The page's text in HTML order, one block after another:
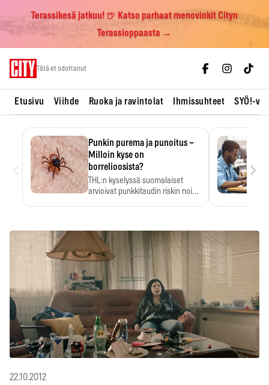
Terassikesä jatkuu! 🍺 Katso parhaat menovinkit Cityn
Terassioppaasta →
Tätä et odottanut
Etusivu Viihde Ruoka ja ravintolat Ihmissuhteet SYÖ!-
Punkin purema ja punoitus –
Milloin kyse on
borrelioosista?
THL:n kyselyssä suomalaiset
arvioivat punkkitaudin riskin noin
›
22.10.2012